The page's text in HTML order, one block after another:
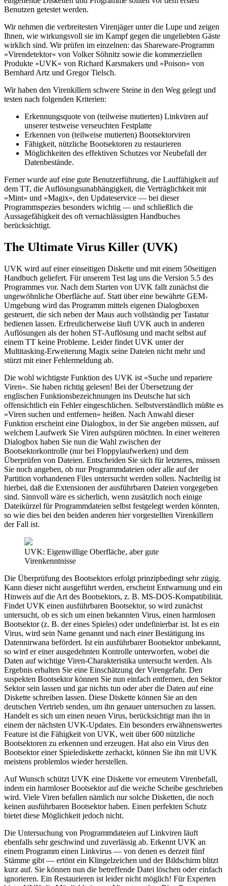
Benutzen getestet werden.
Wir nehmen die verbreitesten Virenjäger unter die Lupe und zeigen
Ihnen, wie wirkungsvoll sie im Kampf gegen die ungeliebten Gäste
wirklich sind. Wir prüfen im einzelnen: das Shareware-Programm
»Virendetektor« von Volker Söhnitz sowie die kommerziellen
Produkte »UVK« von Richard Karsmakers und »Poison« von
Bernhard Artz und Gregor Tielsch.
Wir haben den Virenkillern schwere Steine in den Weg gelegt und
testen nach folgenden Kriterien:
Erkennungsquote von (teilweise mutierten) Linkviren auf
unserer testweise verseuchten Festplatte
Erkennen von (teilweise mutierten) Bootsektorviren
Fähigkeit, nützliche Bootsektoren zu restaurieren
Möglichkeiten des effektiven Schutzes vor Neubefall der
Datenbestände.
Ferner wurde auf eine gute Benutzerführung, die Lauffähigkeit auf
dem TT, die Auflösungsunabhängigkeit, die Verträglichkeit mit
»Mint« und »Magix«, den Updateservice — bei dieser
Programmspezies besonders wichtig — und schließlich die
Aussagefähigkeit des oft vernachlässigten Handbuches
berücksichtigt.
The Ultimate Virus Killer (UVK)
UVK wird auf einer einseitigen Diskette und mit einem 50seitigen
Handbuch geliefert. Für unserem Test lag uns die Version 5.5 des
Programmes vor. Nach dem Starten von UVK fallt zunächst die
ungewöhnliche Oberfläche auf. Statt über eine bewährte GEM-
Umgebung wird das Programm mittels eigenen Dialogboxen
gesteuert, die sich neben der Maus auch vollständig per Tastatur
bedienen lassen. Erfreulicherweise läuft UVK auch in anderen
Auflösungen als der hohen ST-Auflösung und macht selbst auf
einem TT keine Probleme. Leider findet UVK unter der
Multitasking-Erweiterung Magix seine Dateien nicht mehr und
stürzt mit einer Fehlermeldung ab.
Die wohl wichtigste Funktion des UVK ist »Suche und repariere
Viren«. Sie haben richtig gelesen! Bei der Übersetzung der
englischen Funktionsbezeichnungen ins Deutsche hat sich
offensichtlich ein Fehler eingeschlichen. Selbstverständlich müßte es
»Viren suchen und entfernen« heißen. Nach Anwahl dieser
Funktion erscheint eine Dialogbox, in der Sie angeben müssen, auf
welchem Laufwerk Sie Viren aufspüren möchten. In einer weiteren
Dialogbox haben Sie nun die Wahl zwischen der
Bootsektorkontrolle (nur bei Floppylaufwerken) und dem
Überprüfen von Dateien. Entscheiden Sie sich für letzteres, müssen
Sie noch angeben, ob nur Programmdateien oder alle auf der
Partition vorhandenen Files untersucht werden sollen. Nachteilig ist
hierbei, daß die Extensionen der ausführbaren Dateien vorgegeben
sind. Sinnvoll wäre es sicherlich, wenn zusätzlich noch einige
Dateikürzel für Programmdateien selbst festgelegt werden könnten,
so wie dies bei den beiden anderen hier vorgestellten Virenkillern
der Fall ist.
UVK: Eigenwillige Oberfläche, aber gute
Virenkenntnisse
Die Überprüfung des Bootsektors erfolgt prinzipbedingt sehr zügig.
Kann dieser nicht ausgeführt werden, erscheint Entwarnung und ein
Hinweis auf die Art des Bootsektors, z. B. MS-DOS-Kompatibilität.
Findet UVK einen ausführbaren Bootsektor, so wird zunächst
untersucht, ob es sich um einen bekannten Virus, einen harmlosen
Bootsektor (z. B. der eines Spieles) oder undefinierbar ist. Ist es ein
Virus, wird sein Name genannt und nach einer Bestätigung ins
Datennirwana befördert. Ist ein ausführbarer Bootsektor unbekannt,
so wird er einer ausgedehnten Kontrolle unterworfen, wobei die
Daten auf wichtige Viren-Charakteristika untersucht werden. Als
Ergebnis erhalten Sie eine Einschätzung der Virengefahr. Den
suspekten Bootsektor können Sie nun einfach entfernen, den Sektor
Sektor sein lassen und gar nichts tun oder aber die Daten auf eine
Diskette schreiben lassen. Diese Diskette können Sie an den
deutschen Vertrieb senden, um ihn genauer untersuchen zu lassen.
Handelt es sich um einen neuen Virus, berücksichtigt man ihn in
einem der nächsten UVK-Updates. Ein besonders erwähnenswertes
Feature ist die Fähigkeit von UVK, weit über 600 nützliche
Bootsektoren zu erkennen und erzeugen. Hat also ein Virus den
Bootsektor einer Spielediskette zerhackt, können Sie ihn mit UVK
meistens problemlos wieder herstellen.
Auf Wunsch schützt UVK eine Diskette vor erneutem Virenbefall,
indem ein harmloser Bootsektor auf die weiche Scheibe geschrieben
wird. Viele Viren befallen nämlich nur solche Disketten, die noch
keinen ausführbaren Bootsektor haben. Einen perfekten Schutz
bietet diese Möglichkeit jedoch nicht.
Die Untersuchung von Programmdateien auf Linkviren läuft
ebenfalls sehr geschwind und zuverlässig ab. Erkennt UVK an
einem Programm einen Linkvirus — von denen es derzeit fünf
Stämme gibt — ertönt ein Klingelzeichen und der Bildschirm blitzt
kurz auf. Sie können nun die betreffende Datei löschen oder einfach
ignorieren. Ein Restaurieren ist leider nicht möglich! Für Experten